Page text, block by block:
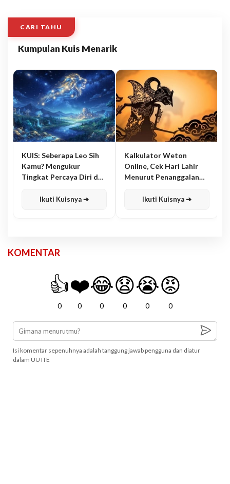
CARI TAHU
Kumpulan Kuis Menarik
KUIS: Seberapa Leo Sih
Kamu? Mengukur
Tingkat Percaya Diri dan
Ikuti Kuisnya ➔
Kalkulator Weton
Online, Cek Hari Lahir
Menurut Penanggalan
Ikuti Kuisnya ➔
KOMENTAR
👍
0
❤️
0
😂
0
😧
0
😭
0
😡
0
Isi komentar sepenuhnya adalah tanggung jawab pengguna dan diatur
dalam UU ITE